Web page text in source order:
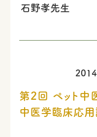
石野孝先生
第2回 ペット中
中医学臨床応